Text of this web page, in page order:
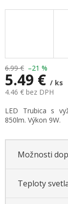
6.99 € –21 %
5.49 € / ks
4.46 € bez DPH
Jednotková
cena:
LED Trubica s
850lm. Výkon 9W.
Možnosti
Teploty